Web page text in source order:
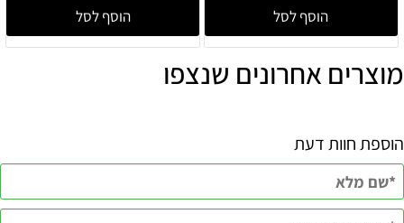
הוסף לסל הוסף לסל
מוצרים אחרונים שנצפו
הוספת חוות דעת